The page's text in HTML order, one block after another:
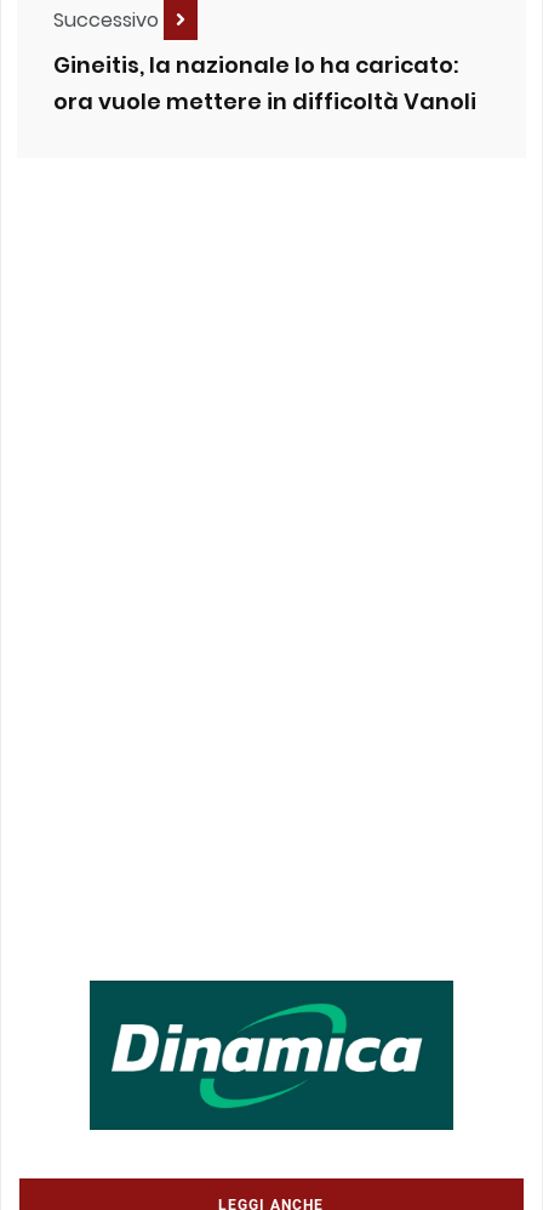
Successivo
Gineitis, la nazionale lo ha caricato:
ora vuole mettere in difficoltà Vanoli
LEGGI ANCHE